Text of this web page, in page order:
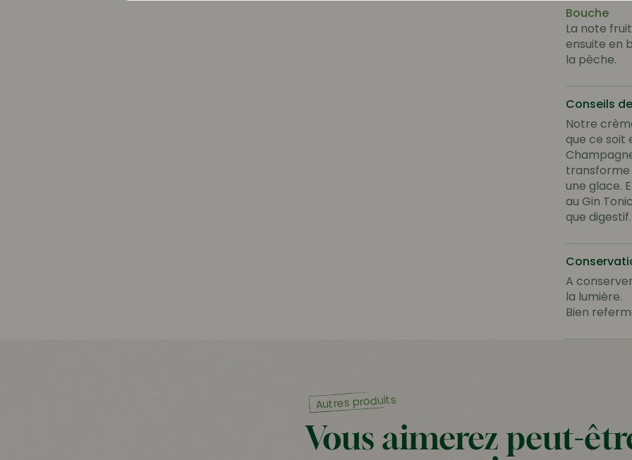
Bouche
La note
ensuite en
la pêche.
Conseils
Notre
que ce soit
transforme
une glace.
au Gin
que digestif.
A
la lumière.
Bien
Autres produits
Vous aimerez peut-